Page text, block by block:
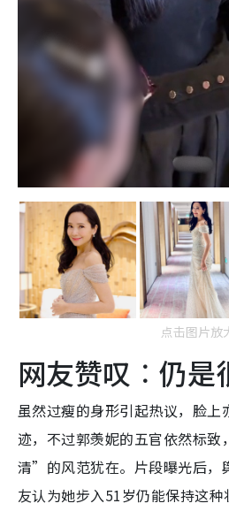
点击图片放
网友赞叹︰仍是
虽然过瘦的身形引起热议，脸
迹，不过郭羡妮的五官依然标
清”的风范犹在。片段曝光后，
友认为她步入51岁仍能保持这